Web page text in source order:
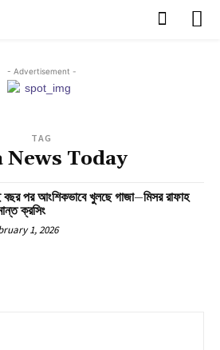
- Advertisement -
TAG
News Today
পর আংশিকভাবে খুলছে গাজা–মিসর রাফাহ
ক্রসিং
1, 2026